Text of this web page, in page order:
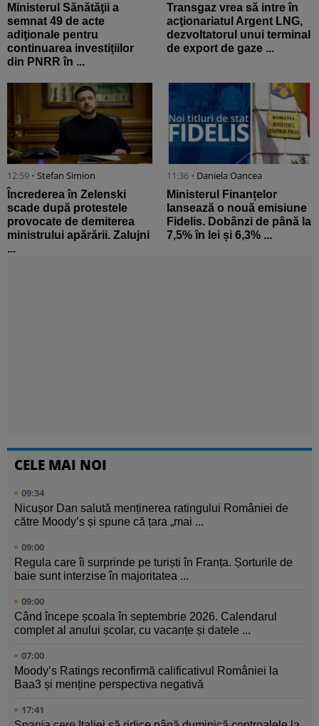
Ministerul Sănătăţii a
semnat 49 de acte
adiţionale pentru
continuarea investiţiilor
din PNRR în ...
Transgaz vrea să intre în
acţionariatul Argent LNG,
dezvoltatorul unui terminal
de export de gaze ...
12:59 • Stefan Simion
Încrederea în Zelenski
scade după protestele
provocate de demiterea
ministrului apărării. Zalujni
...
11:36 • Daniela Oancea
Ministerul Finanțelor
lansează o nouă emisiune
Fidelis. Dobânzi de până la
7,5% în lei și 6,3% ...
CELE MAI NOI
09:34
Nicușor Dan salută menținerea ratingului României de
către Moody’s și spune că țara „mai ...
09:00
Regula care îi surprinde pe turiști în Franța. Șorturile de
baie sunt interzise în majoritatea ...
09:00
Când începe școala în septembrie 2026. Calendarul
complet al anului școlar, cu vacanțe și datele ...
07:00
Moody’s Ratings reconfirmă calificativul României la
Baa3 și menține perspectiva negativă
17:41